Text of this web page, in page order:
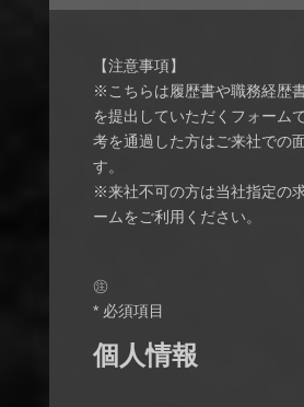
【注意事項】
※こちらは履歴書や職務経歴
を提出していただくフォーム
考を通過した方はご来社での
す。
※来社不可の方は当社指定の
ームをご利用ください。
㊟
* 必須項目
個人情報